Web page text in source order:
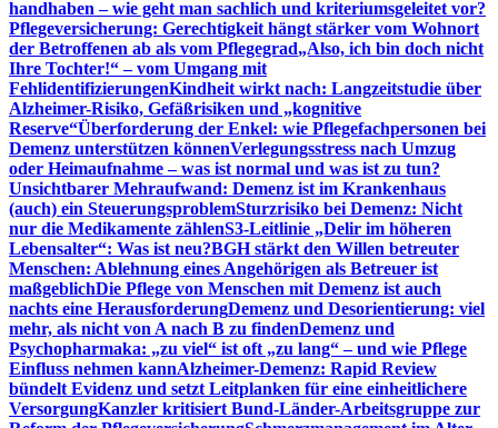
handhaben – wie geht man sachlich und kriteriumsgeleitet vor?
Pflegeversicherung: Gerechtigkeit hängt stärker vom Wohnort
der Betroffenen ab als vom Pflegegrad„Also, ich bin doch nicht
Ihre Tochter!“ – vom Umgang mit
FehlidentifizierungenKindheit wirkt nach: Langzeitstudie über
Alzheimer-Risiko, Gefäßrisiken und „kognitive
Reserve“Überforderung der Enkel: wie Pflegefachpersonen bei
Demenz unterstützen könnenVerlegungsstress nach Umzug
oder Heimaufnahme – was ist normal und was ist zu tun?
Unsichtbarer Mehraufwand: Demenz ist im Krankenhaus
(auch) ein SteuerungsproblemSturzrisiko bei Demenz: Nicht
nur die Medikamente zählenS3-Leitlinie „Delir im höheren
Lebensalter“: Was ist neu?BGH stärkt den Willen betreuter
Menschen: Ablehnung eines Angehörigen als Betreuer ist
maßgeblichDie Pflege von Menschen mit Demenz ist auch
nachts eine HerausforderungDemenz und Desorientierung: viel
mehr, als nicht von A nach B zu findenDemenz und
Psychopharmaka: „zu viel“ ist oft „zu lang“ – und wie Pflege
Einfluss nehmen kannAlzheimer-Demenz: Rapid Review
bündelt Evidenz und setzt Leitplanken für eine einheitlichere
VersorgungKanzler kritisiert Bund-Länder-Arbeitsgruppe zur